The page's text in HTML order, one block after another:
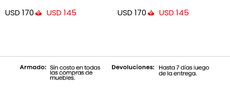
USD 170 USD 145 USD 170 USD 145